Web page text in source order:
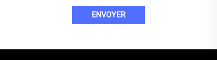
ENVOYER